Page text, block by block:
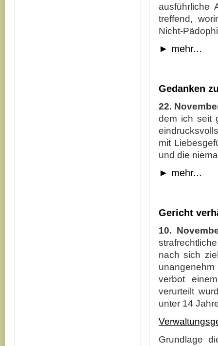
ausführliche
treffend,
Nicht-
► mehr...
Gedanken
22.
dem ich seit
mit
und die
► mehr...
Gericht
10.
nach sich
verbot
verurteilt
unter 14
Grundlage